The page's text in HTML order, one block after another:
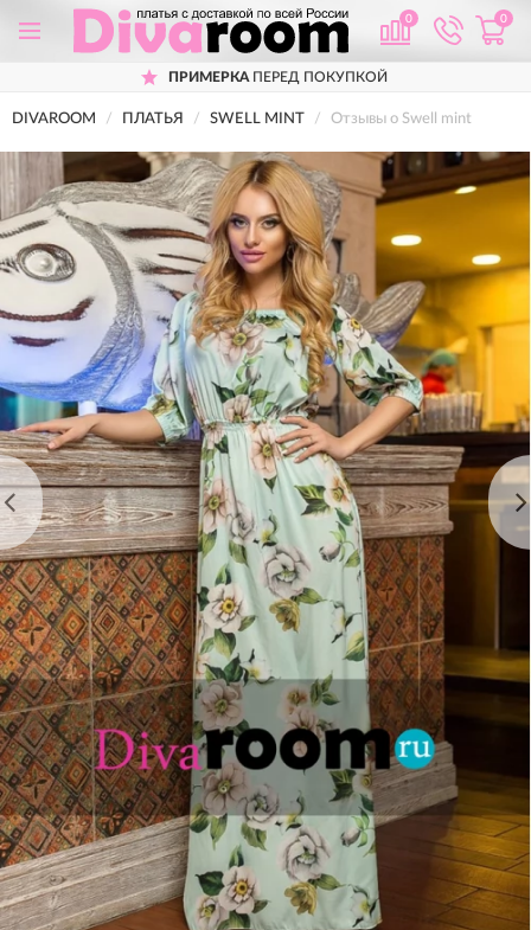
0 0
ПРИМЕРКАПЕРЕД ПОКУПКОЙ
DIVAROOM ПЛАТЬЯ SWELL MINT Отзывы о Swell mint